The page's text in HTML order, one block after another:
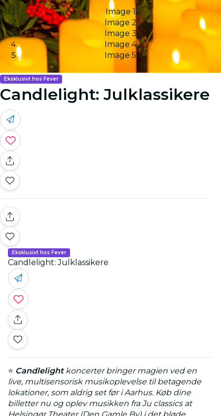
Image 1
Image 2
Image 3
Image 4
Image 5
Eksklusivt hos Fever
Candlelight: Julklassikere
Eksklusivt hos Fever
Candlelight: Julklassikere
⭐ Candlelightkoncerter bringer magien ved en
live, multisensorisk musikoplevelse til betagende
lokationer, som aldrig set før i Aarhus. Køb dine
billetter nu og oplev musikken fra Ju classics at
Helsingør Theater (Den Gamle By) i det bløde